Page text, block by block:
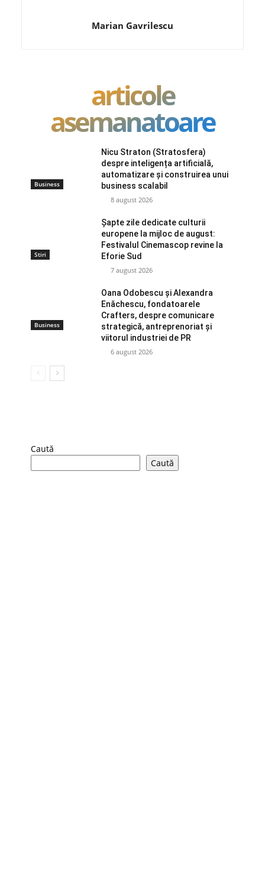
Marian Gavrilescu
articole
asemanatoare
Business
Nicu Straton (Stratosfera)
despre inteligența artificială,
automatizare și construirea unui
business scalabil
8 august 2026
Stiri
Șapte zile dedicate culturii
europene la mijloc de august:
Festivalul Cinemascop revine la
Eforie Sud
7 august 2026
Business
Oana Odobescu și Alexandra
Enăchescu, fondatoarele
Crafters, despre comunicare
strategică, antreprenoriat și
viitorul industriei de PR
6 august 2026
Caută
Caută